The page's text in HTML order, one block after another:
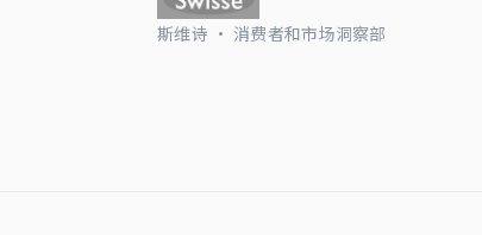
斯维诗 · 消费者和市场洞察部